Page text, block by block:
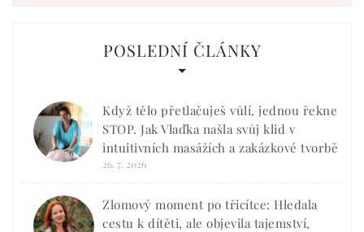
POSLEDNÍ ČLÁNKY
Když tělo přetlačuješ vůlí, jednou řekne
STOP. Jak Vlaďka našla svůj klid v
intuitivních masážích a zakázkové tvorbě
26. 7. 2026
Zlomový moment po třicítce: Hledala
cestu k dítěti, ale objevila tajemství,